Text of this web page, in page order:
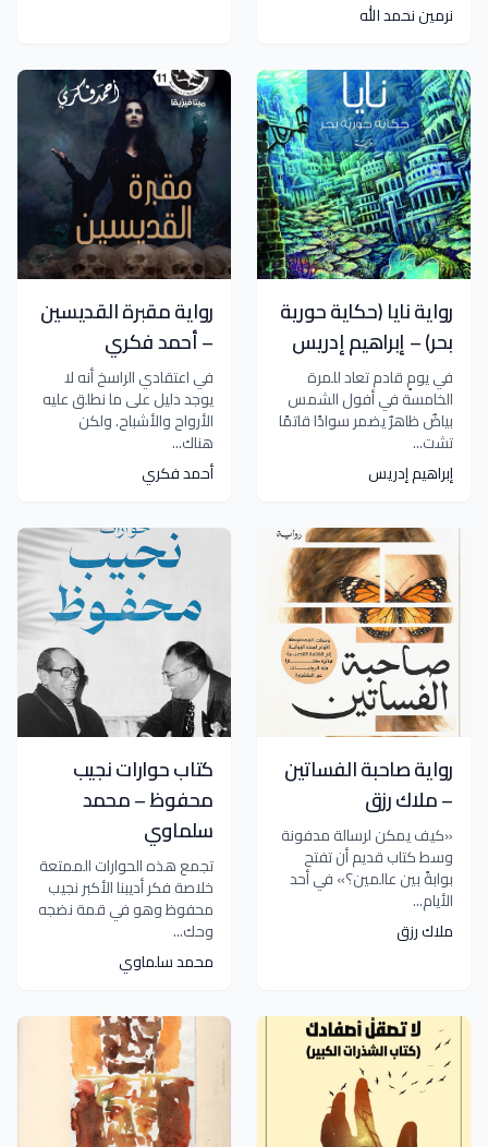
نرمين نحمد الله
رواية نايا (حكاية حورية
بحر) – إبراهيم إدريس
في يومٍ قادم تعاد للمرة
الخامسة في أفول الشمس
بياضٌ ظاهرٌ يضمر سوادًا قاتمًا
تشت...
إبراهيم إدريس
رواية مقبرة القديسين
– أحمد فكري
في اعتقادي الراسخ أنه لا
يوجد دليل على ما نطلق عليه
الأرواح والأشباح. ولكن
هناك...
أحمد فكري
رواية صاحبة الفساتين
– ملاك رزق
«كيف يمكن لرسالة مدفونة
وسط كتاب قديم أن تفتح
بوابةً بين عالمين؟» في أحد
الأيام...
ملاك رزق
كتاب حوارات نجيب
محفوظ – محمد
سلماوي
تجمع هذه الحوارات الممتعة
خلاصة فكر أديبنا الأكبر نجيب
محفوظ وهو في قمة نضجه
وحك...
محمد سلماوي